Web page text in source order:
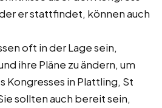
er stattfindet, können auch
oft in der Lage sein,
ihre Pläne zu ändern, um
Kongresses in Plattling, St
sollten auch bereit sein,